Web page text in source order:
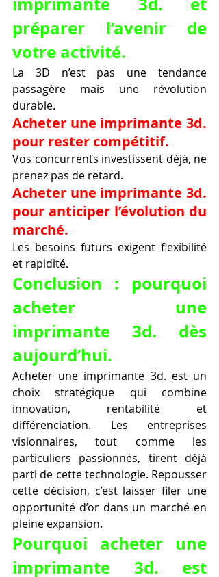
préparer l’avenir de
votre activité.
La 3D n’est pas une tendance
passagère mais une révolution
durable.
Acheter une imprimante 3d.
pour rester compétitif.
Vos concurrents investissent déjà, ne
prenez pas de retard.
Acheter une imprimante 3d.
pour anticiper l’évolution du
marché.
Les besoins futurs exigent flexibilité
et rapidité.
Conclusion : pourquoi
acheter une
imprimante 3d. dès
aujourd’hui.
Acheter une imprimante 3d. est un
choix stratégique qui combine
innovation, rentabilité et
différenciation. Les entreprises
visionnaires, tout comme les
particuliers passionnés, tirent déjà
parti de cette technologie. Repousser
cette décision, c’est laisser filer une
opportunité d’or dans un marché en
pleine expansion.
Pourquoi acheter une
imprimante 3d. est